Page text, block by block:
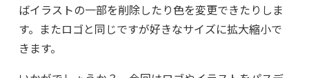
ばイラストの一部を削除したり色を変更できたりしま
す。またロゴと同じですが好きなサイズに拡大縮小で
きます。